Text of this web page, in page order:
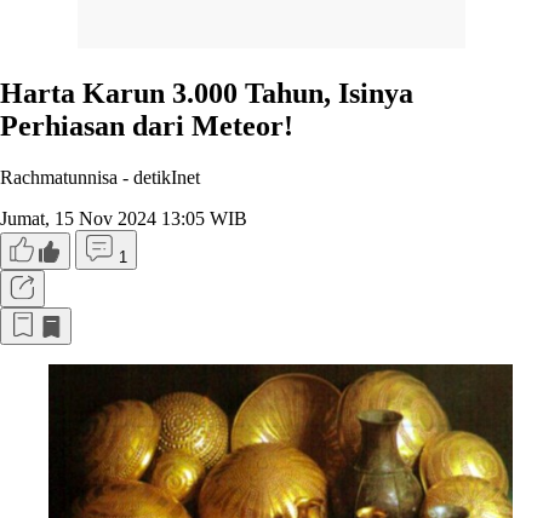
Harta Karun 3.000 Tahun, Isinya
Perhiasan dari Meteor!
Rachmatunnisa - detikInet
Jumat, 15 Nov 2024 13:05 WIB
1